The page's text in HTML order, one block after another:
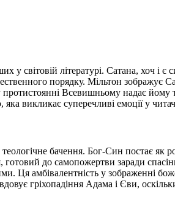
у світовій літературі. Сатана, хоч і
порядку. Мільтон
Всевишньому надає йому
викликає суперечливі емоції у
бачення. Бог-Син постає як
до самопожертви заради
Ця амбівалентність у зображенні
гріхопадіння Адама і Єви,